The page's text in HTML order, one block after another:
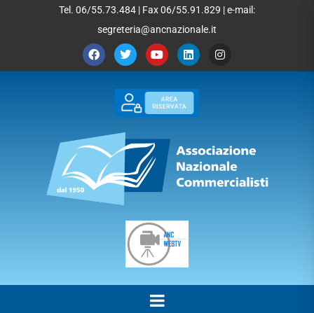
Tel. 06/55.73.484 | Fax 06/55.91.829 | e-mail:
segreteria@ancnazionale.it